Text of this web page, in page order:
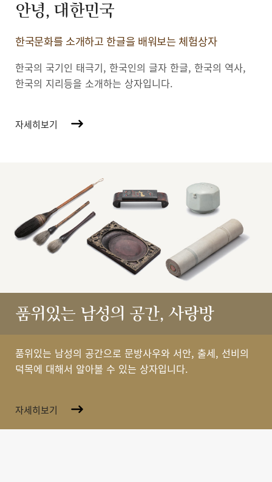
안녕, 대한민국
한국문화를 소개하고 한글을 배워보는 체험상자
한국의 국기인 태극기, 한국인의 글자 한글, 한국의 역사,
한국의 지리등을 소개하는 상자입니다.
자세히보기
품위있는 남성의 공간, 사랑방
품위있는 남성의 공간으로 문방사우와 서안, 출세, 선비의
덕목에 대해서 알아볼 수 있는 상자입니다.
자세히보기